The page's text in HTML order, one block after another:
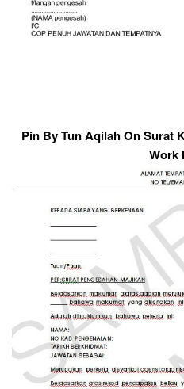
Pin By Tun Aqilah On Surat
Work